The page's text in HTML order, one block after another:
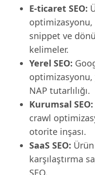
E-ticaret SEO:
optimizasyonu,
snippet ve
kelimeler.
Yerel SEO:
NAP tutarlılığı.
Kurumsal SEO:
crawl
otorite inşası.
SaaS SEO:
karşılaştırma
SEO.